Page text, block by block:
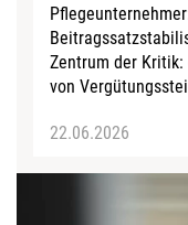
Zentrum der Kritik:
von
22.06.2026